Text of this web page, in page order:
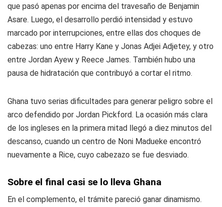
que pasó apenas por encima del travesaño de Benjamin
Asare. Luego, el desarrollo perdió intensidad y estuvo
marcado por interrupciones, entre ellas dos choques de
cabezas: uno entre Harry Kane y Jonas Adjei Adjetey, y otro
entre Jordan Ayew y Reece James. También hubo una
pausa de hidratación que contribuyó a cortar el ritmo.
Ghana tuvo serias dificultades para generar peligro sobre el
arco defendido por Jordan Pickford. La ocasión más clara
de los ingleses en la primera mitad llegó a diez minutos del
descanso, cuando un centro de Noni Madueke encontró
nuevamente a Rice, cuyo cabezazo se fue desviado.
Sobre el final casi se lo lleva Ghana
En el complemento, el trámite pareció ganar dinamismo.